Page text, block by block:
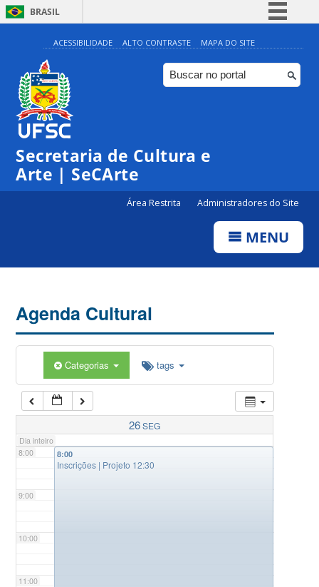
BRASIL
Simplifique!
Comunica BR
Participe
ACESSIBILIDADE ALTO CONTRASTE MAPA DO SITE
Secretaria de Cultura e
Arte | SeCArte
Área Restrita Administradores do Site
MENU
Agenda Cultural
Categorias tags
26SEG
Dia inteiro
0:00
1:00
5:00
7:00
8:00
9:00
10:00
11:00
8:00
Inscrições | Projeto 12:30